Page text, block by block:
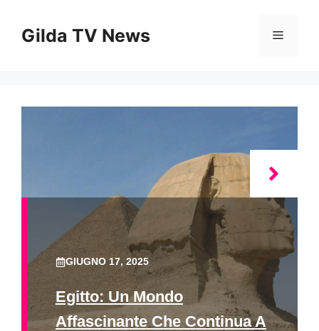
contenuto
Gilda TV News Menu
GIUGNO 17, 2025
Egitto: Un Mondo
Affascinante Che Continua A